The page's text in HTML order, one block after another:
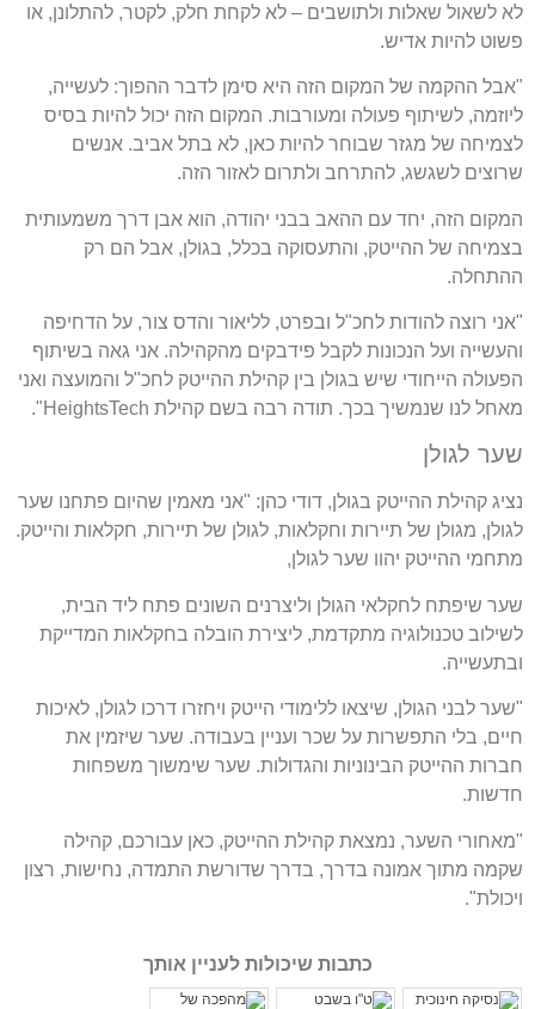
לא לשאול שאלות ולתושבים – לא לקחת חלק, לקטר, להתלונן, או
פשוט להיות אדיש.
"אבל ההקמה של המקום הזה היא סימן לדבר ההפוך: לעשייה,
ליוזמה, לשיתוף פעולה ומעורבות. המקום הזה יכול להיות בסיס
לצמיחה של מגזר שבוחר להיות כאן, לא בתל אביב. אנשים
שרוצים לשגשג, להתרחב ולתרום לאזור הזה.
המקום הזה, יחד עם ההאב בבני יהודה, הוא אבן דרך משמעותית
בצמיחה של ההייטק, והתעסוקה בכלל, בגולן, אבל הם רק
ההתחלה.
"אני רוצה להודות לחכ"ל ובפרט, לליאור והדס צור, על הדחיפה
והעשייה ועל הנכונות לקבל פידבקים מהקהילה. אני גאה בשיתוף
הפעולה הייחודי שיש בגולן בין קהילת ההייטק לחכ"ל והמועצה ואני
מאחל לנו שנמשיך בכך. תודה רבה בשם קהילת HeightsTech".
שער לגולן
נציג קהילת ההייטק בגולן, דודי כהן: "אני מאמין שהיום פתחנו שער
לגולן, מגולן של תיירות וחקלאות, לגולן של תיירות, חקלאות והייטק.
מתחמי ההייטק יהוו שער לגולן,
שער שיפתח לחקלאי הגולן וליצרנים השונים פתח ליד הבית,
לשילוב טכנולוגיה מתקדמת, ליצירת הובלה בחקלאות המדייקת
ובתעשייה.
"שער לבני הגולן, שיצאו ללימודי הייטק ויחזרו דרכו לגולן, לאיכות
חיים, בלי התפשרות על שכר ועניין בעבודה. שער שיזמין את
חברות ההייטק הבינוניות והגדולות. שער שימשוך משפחות
חדשות.
"מאחורי השער, נמצאת קהילת ההייטק, כאן עבורכם, קהילה
שקמה מתוך אמונה בדרך, בדרך שדורשת התמדה, נחישות, רצון
ויכולת".
כתבות שיכולות לעניין אותך